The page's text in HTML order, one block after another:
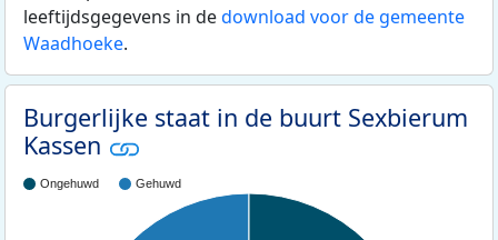
leeftijdsgegevens in dedownload voor de gemeente
Waadhoeke.
Burgerlijke staat in de buurt Sexbierum
Kassen
Ongehuwd Gehuwd